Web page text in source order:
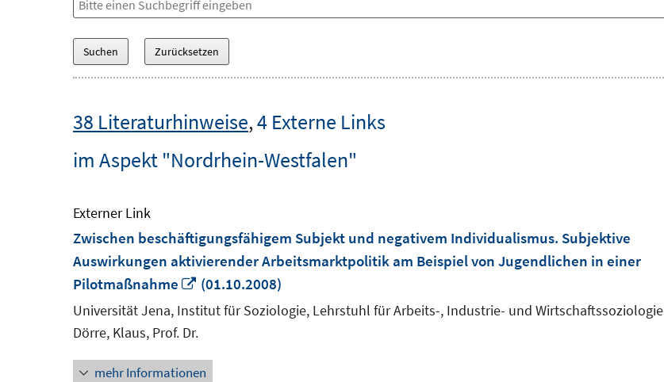
38 Literaturhinweise,4 Externe Links
im Aspekt "Nordrhein-Westfalen"
Externer Link
Zwischen beschäftigungsfähigem Subjekt und negativem Individualismus. Subjektive
Auswirkungen aktivierender Arbeitsmarktpolitik am Beispiel von Jugendlichen in einer
Pilotmaßnahme
In
neuem
(01.10.2008)
Universität Jena, Institut für Soziologie, Lehrstuhl für Arbeits-, Industrie- und Wirtschaftssoziologie
Dörre, Klaus, Prof. Dr.
mehr Informationen